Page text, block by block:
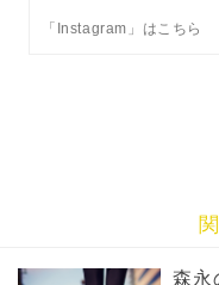
「Instagram」はこちら
森永